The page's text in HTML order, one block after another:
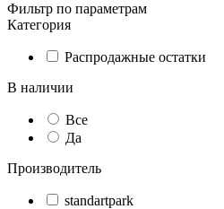
Фильтр по параметрам
Категория
Распродажные остатки
В наличии
Все
Да
Производитель
standartpark